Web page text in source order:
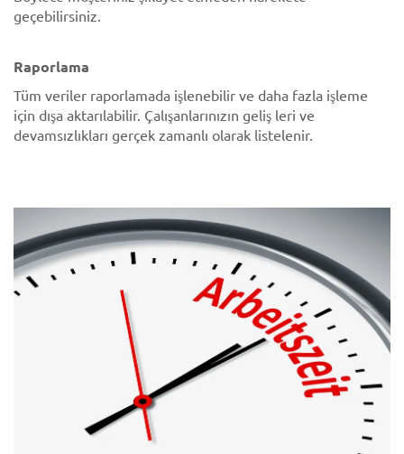
geçebilirsiniz.
Raporlama
Tüm veriler raporlamada işlenebilir ve daha fazla işleme
için dışa aktarılabilir. Çalışanlarınızın geliş leri ve
devamsızlıkları gerçek zamanlı olarak listelenir.